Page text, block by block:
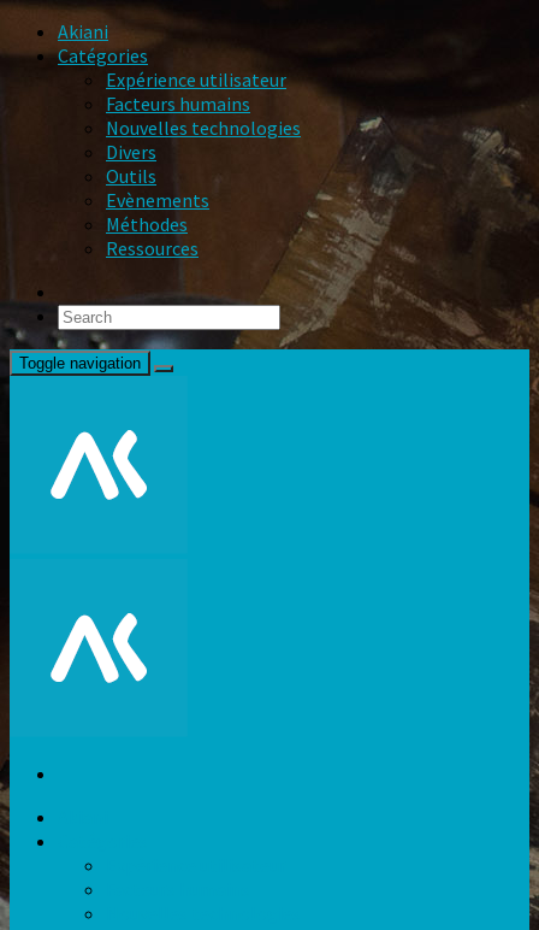
Akiani
Catégories
Expérience utilisateur
Facteurs humains
Nouvelles technologies
Divers
Outils
Evènements
Méthodes
Ressources
Toggle navigation